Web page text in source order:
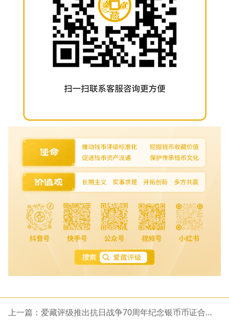
上一篇：爱藏评级推出抗日战争70周年纪念银币币证合